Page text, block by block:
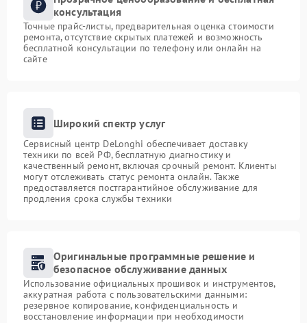
консультация
Точные прайс-листы, предварительная оценка стоимости
ремонта, отсутствие скрытых платежей и возможность
бесплатной консультации по телефону или онлайн на
сайте
Широкий спектр услуг
Сервисный центр DeLonghi обеспечивает доставку
техники по всей РФ, бесплатную диагностику и
качественный ремонт, включая срочный ремонт. Клиенты
могут отслеживать статус ремонта онлайн. Также
предоставляется постгарантийное обслуживание для
продления срока службы техники
Оригинальные программные решение и
безопасное обслуживание данных
Использование официальных прошивок и инструментов,
аккуратная работа с пользовательскими данными:
резервное копирование, конфиденциальность и
восстановление информации при необходимости